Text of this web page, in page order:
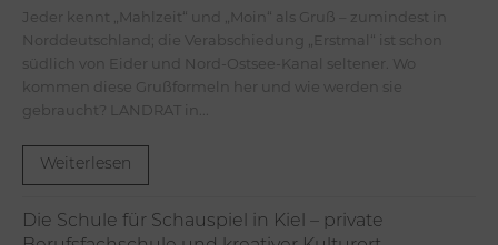
Jeder kennt „Mahlzeit“ und „Moin“ als Gruß – zumindest in
Norddeutschland; die Verabschiedung „Erstmal“ ist schon
südlich von Eider und Nord-Ostsee-Kanal seltener. Wo
kommen diese Grußformeln her und wie werden sie
gebraucht? LANDRAT in...
Weiterlesen
Die Schule für Schauspiel in Kiel – private